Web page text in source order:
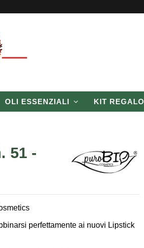
OLI ESSENZIALI KIT REGALO
51 -
perfettamente ai nuovi Lipstick